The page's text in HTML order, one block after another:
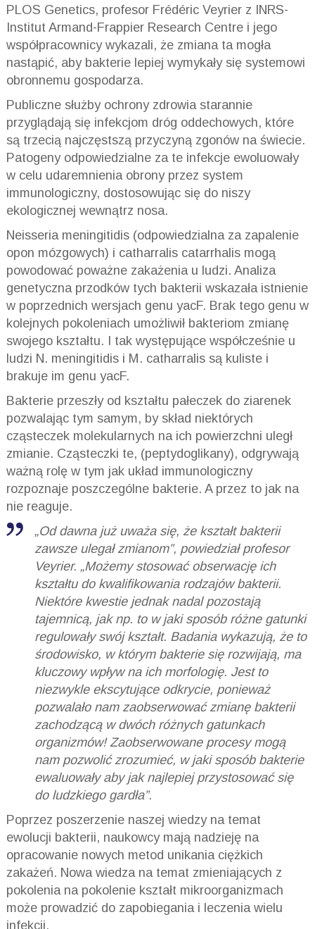
PLOS Genetics, profesor Frédéric Veyrier z INRS-
Institut Armand-Frappier Research Centre i jego
współpracownicy wykazali, że zmiana ta mogła
nastąpić, aby bakterie lepiej wymykały się systemowi
obronnemu gospodarza.
Publiczne służby ochrony zdrowia starannie
przyglądają się infekcjom dróg oddechowych, które
są trzecią najczęstszą przyczyną zgonów na świecie.
Patogeny odpowiedzialne za te infekcje ewoluowały
w celu udaremnienia obrony przez system
immunologiczny, dostosowując się do niszy
ekologicznej wewnątrz nosa.
Neisseria meningitidis (odpowiedzialna za zapalenie
opon mózgowych) i catharralis catarrhalis mogą
powodować poważne zakażenia u ludzi. Analiza
genetyczna przodków tych bakterii wskazała istnienie
w poprzednich wersjach genu yacF. Brak tego genu w
kolejnych pokoleniach umożliwił bakteriom zmianę
swojego kształtu. I tak występujące współcześnie u
ludzi N. meningitidis i M. catharralis są kuliste i
brakuje im genu yacF.
Bakterie przeszły od kształtu pałeczek do ziarenek
pozwalając tym samym, by skład niektórych
cząsteczek molekularnych na ich powierzchni uległ
zmianie. Cząsteczki te, (peptydoglikany), odgrywają
ważną rolę w tym jak układ immunologiczny
rozpoznaje poszczególne bakterie. A przez to jak na
nie reaguje.
„Od dawna już uważa się, że kształt bakterii
zawsze ulegał zmianom”, powiedział profesor
Veyrier. „Możemy stosować obserwację ich
kształtu do kwalifikowania rodzajów bakterii.
Niektóre kwestie jednak nadal pozostają
tajemnicą, jak np. to w jaki sposób różne gatunki
regulowały swój kształt. Badania wykazują, że to
środowisko, w którym bakterie się rozwijają, ma
kluczowy wpływ na ich morfologię. Jest to
niezwykle ekscytujące odkrycie, ponieważ
pozwalało nam zaobserwować zmianę bakterii
zachodzącą w dwóch różnych gatunkach
organizmów! Zaobserwowane procesy mogą
nam pozwolić zrozumieć, w jaki sposób bakterie
ewaluowały aby jak najlepiej przystosować się
do ludzkiego gardła”.
Poprzez poszerzenie naszej wiedzy na temat
ewolucji bakterii, naukowcy mają nadzieję na
opracowanie nowych metod unikania ciężkich
zakażeń. Nowa wiedza na temat zmieniających z
pokolenia na pokolenie kształt mikroorganizmach
może prowadzić do zapobiegania i leczenia wielu
infekcji.